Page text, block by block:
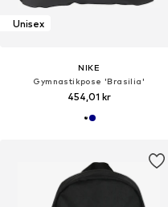
Unisex
NIKE
Gymnastikpose 'Brasilia'
454,01 kr